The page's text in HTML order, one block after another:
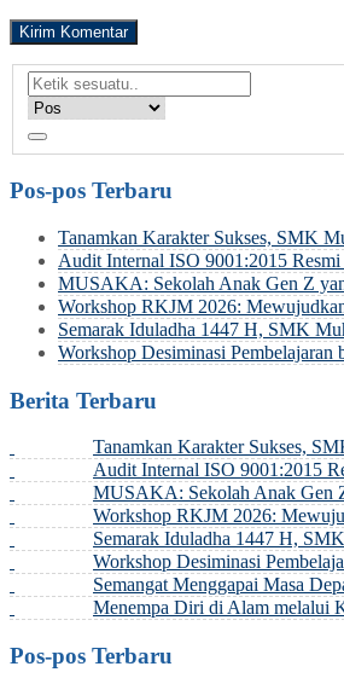
Pos-pos Terbaru
Tanamkan Karakter Sukses, SMK
Audit Internal ISO 9001:2015
MUSAKA: Sekolah Anak Gen Z
Workshop RKJM 2026:
Semarak Iduladha 1447 H, SMK
Workshop Desiminasi
Berita Terbaru
Tanamkan Karakter Sukses,
Audit Internal ISO 9001:2015
MUSAKA: Sekolah Anak Gen
Workshop RKJM 2026:
Semarak Iduladha 1447 H,
Workshop Desiminasi
Semangat Menggapai Masa
Menempa Diri di Alam melalui
Pos-pos Terbaru